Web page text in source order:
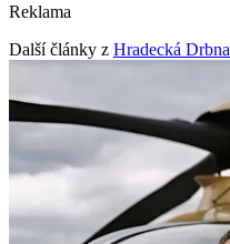
Reklama
Další články z Hradecká Drbna